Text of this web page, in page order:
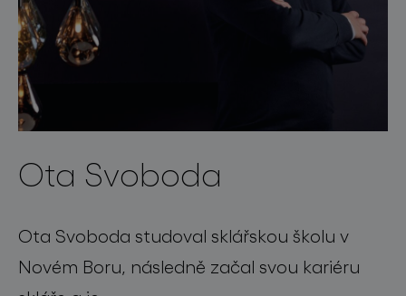
Ota Svoboda
Ota Svoboda studoval sklářskou školu v
Novém Boru, následně začal svou kariéru